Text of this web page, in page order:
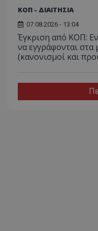
ΚΟΠ - ΔΙΑΙΤΗΣΙΑ
07.08.2026 - 13:04
Έγκριση από ΚΟΠ:
να εγγράφονται
(κανονισμοί και